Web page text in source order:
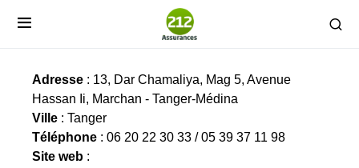
ASSURANCES AL GHALI
Adresse : 13, Dar Chamaliya, Mag 5, Avenue
Hassan Ii, Marchan - Tanger-Médina
Ville : Tanger
Téléphone : 06 20 22 30 33 / 05 39 37 11 98
Site web :